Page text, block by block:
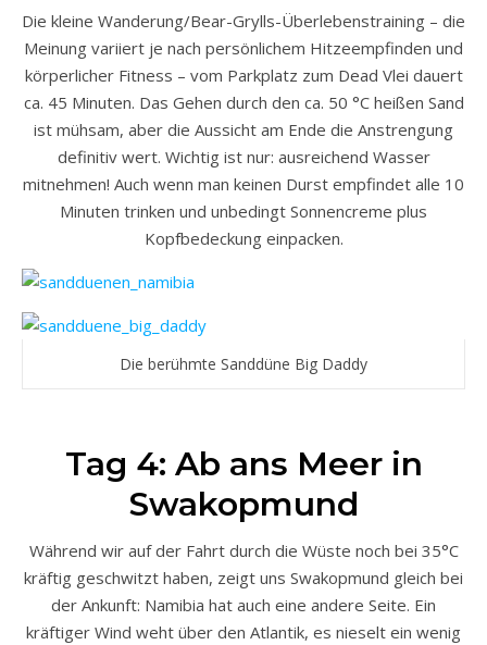
Die kleine Wanderung/Bear-Grylls-Überlebenstraining – die
Meinung variiert je nach persönlichem Hitzeempfinden und
körperlicher Fitness – vom Parkplatz zum Dead Vlei dauert
ca. 45 Minuten. Das Gehen durch den ca. 50 °C heißen Sand
ist mühsam, aber die Aussicht am Ende die Anstrengung
definitiv wert. Wichtig ist nur: ausreichend Wasser
mitnehmen! Auch wenn man keinen Durst empfindet alle 10
Minuten trinken und unbedingt Sonnencreme plus
Kopfbedeckung einpacken.
Die berühmte Sanddüne Big Daddy
Tag 4: Ab ans Meer in
Swakopmund
Während wir auf der Fahrt durch die Wüste noch bei 35°C
kräftig geschwitzt haben, zeigt uns Swakopmund gleich bei
der Ankunft: Namibia hat auch eine andere Seite. Ein
kräftiger Wind weht über den Atlantik, es nieselt ein wenig